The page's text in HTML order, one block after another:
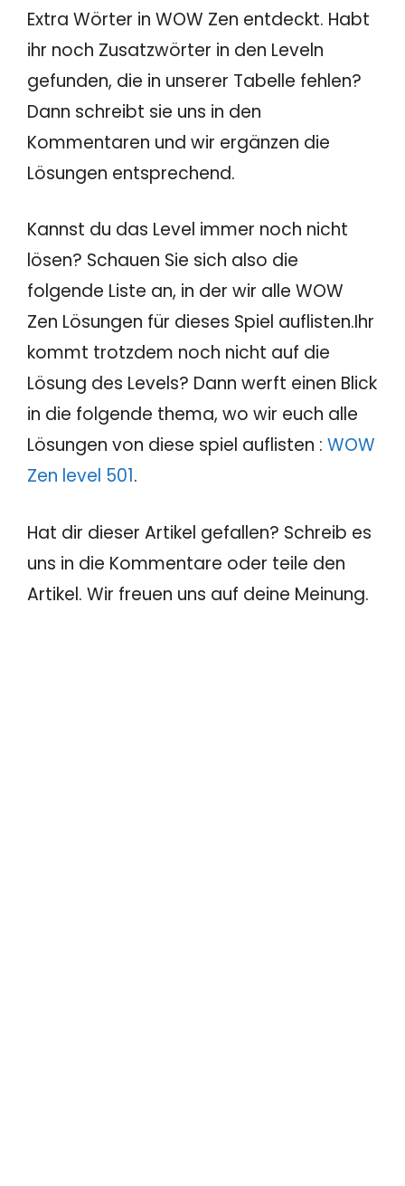
Extra Wörter in WOW Zen entdeckt. Habt
ihr noch Zusatzwörter in den Leveln
gefunden, die in unserer Tabelle fehlen?
Dann schreibt sie uns in den
Kommentaren und wir ergänzen die
Lösungen entsprechend.
Kannst du das Level immer noch nicht
lösen? Schauen Sie sich also die
folgende Liste an, in der wir alle WOW
Zen Lösungen für dieses Spiel auflisten.Ihr
kommt trotzdem noch nicht auf die
Lösung des Levels? Dann werft einen Blick
in die folgende thema, wo wir euch alle
Lösungen von diese spiel auflisten : WOW
Zen level 501.
Hat dir dieser Artikel gefallen? Schreib es
uns in die Kommentare oder teile den
Artikel. Wir freuen uns auf deine Meinung.